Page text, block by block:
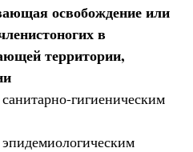
освобождение или
в
территории,
гигиеническим